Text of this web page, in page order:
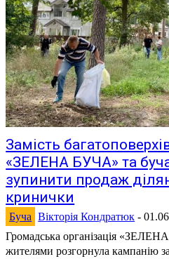
Замість
«ЗЕЛЕНА БУЧА» та
зупинити продаж
кринички
Буча Вікторія Кондратюк -
Громадська організація
жителями розгорнула кампанію